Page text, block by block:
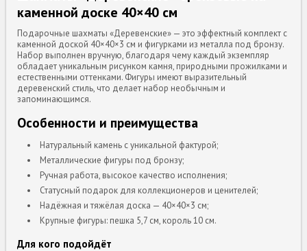
каменной доске 40×40 см
Подарочные шахматы «Деревенские» — это эффектный комплект с
каменной доской 40×40×3 см и фигурками из металла под бронзу.
Набор выполнен вручную, благодаря чему каждый экземпляр
обладает уникальным рисунком камня, природными прожилками и
естественными оттенками. Фигуры имеют выразительный
деревенский стиль, что делает набор необычным и
запоминающимся.
Особенности и преимущества
Натуральный камень с уникальной фактурой;
Металлические фигуры под бронзу;
Ручная работа, высокое качество исполнения;
Статусный подарок для коллекционеров и ценителей;
Надёжная и тяжёлая доска — 40×40×3 см;
Крупные фигуры: пешка 5,7 см, король 10 см.
Для кого подойдёт